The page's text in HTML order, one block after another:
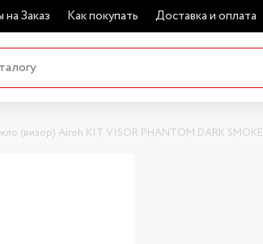
Заказ Как покупать Доставка и оплата
(визор) Airoh KIT VISOR PHANTOM DARK SMOKE